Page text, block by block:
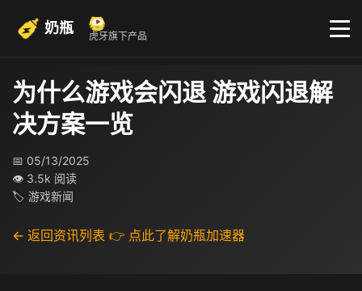
奶瓶 虎牙旗下产品
为什么游戏会闪退 游戏闪退解
决方案一览
📅 05/13/2025
👁 3.5k 阅读
🏷 游戏新闻
← 返回资讯列表 👉 点此了解奶瓶加速器